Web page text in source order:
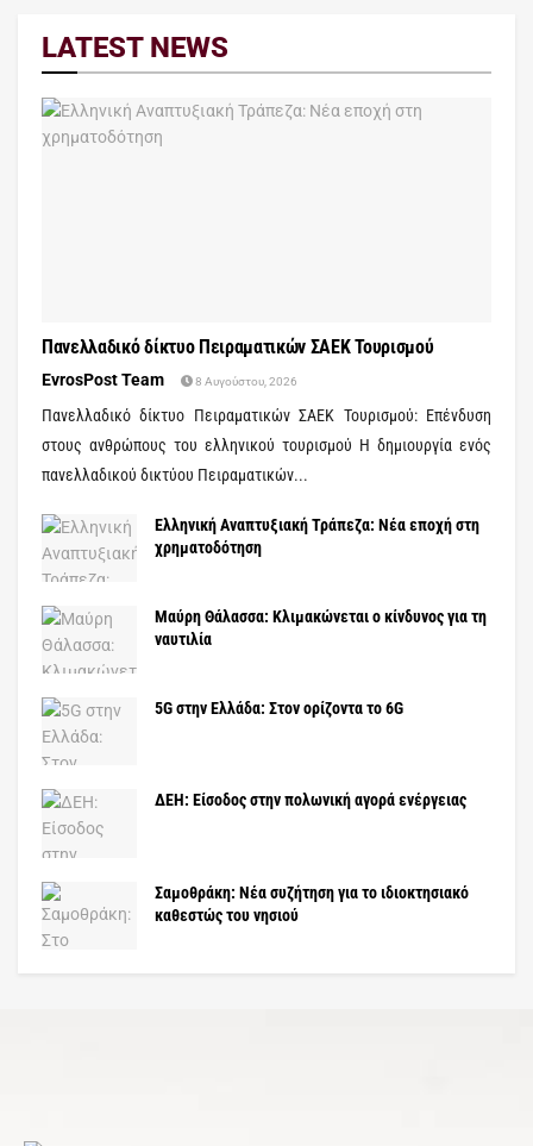
LATEST NEWS
Πανελλαδικό δίκτυο Πειραματικών ΣΑΕΚ Τουρισμού
EvrosPost Team 8 Αυγούστου, 2026
Πανελλαδικό δίκτυο Πειραματικών ΣΑΕΚ Τουρισμού: Επένδυση
στους ανθρώπους του ελληνικού τουρισμού Η δημιουργία ενός
πανελλαδικού δικτύου Πειραματικών...
Ελληνική Αναπτυξιακή Τράπεζα: Νέα εποχή στη
χρηματοδότηση
Μαύρη Θάλασσα: Κλιμακώνεται ο κίνδυνος για τη
ναυτιλία
5G στην Ελλάδα: Στον ορίζοντα το 6G
ΔΕΗ: Είσοδος στην πολωνική αγορά ενέργειας
Σαμοθράκη: Νέα συζήτηση για το ιδιοκτησιακό
καθεστώς του νησιού